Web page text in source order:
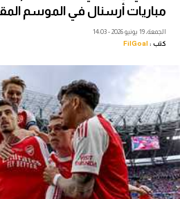
ميركاتو
فانتازي في الجول
مسابقة التوقعات
عدسات
آراء حرة
ركن الألعاب
مباريات أرسنال في الموسم
الجمعة، 19 يونيو 2026 - 14:03
كتب : FilGoal